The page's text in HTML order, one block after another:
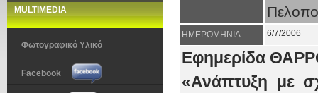
MULTIMEDIA
Φωτογραφικό Υλικό
Facebook
ΗΜΕΡΟΜΗΝΙΑ 6/7/2006
Εφημερίδα
«Ανάπτυξη με